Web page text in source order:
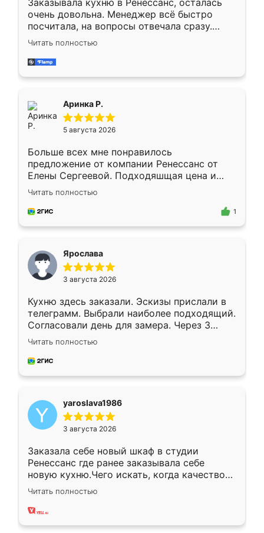
Заказывала кухню в Ренессанс, осталась
очень довольна. Менеджер всё быстро
посчитала, на вопросы отвечала сразу.
Замерщик приехал в субботу, подошёл к
делу со всей ответственностью. Собрали
за день, ребята работали аккуратно, даже
Читать полностью
Аринка Р.
5 августа 2026
Больше всех мне понравилось
предложение от компании Ренессанс от
Елены Сергеевой. Подходяшщая цена и
короткие сроки изготовления. Приехавший
для замера сотрудник Владислав
предложил по моему эскизу самый
Читать полностью
1
Ярослава
3 августа 2026
Кухню здесь заказали. Эскизы прислали в
телеграмм. Выбрали наиболее подходящий.
Согласовали день для замера. Через 3
недели кухня была уже готова. Остались
довольны работой. Спасибо Ренессанс
мебель за качественную работу!
Читать полностью
yaroslava1986
3 августа 2026
Заказала себе новый шкаф в студии
Ренессанс где ранее заказывала себе
новую кухню.Чего искать, когда качеством
вполне довольна. Служит кухня уже почти
два года, нареканий нет.
Читать полностью